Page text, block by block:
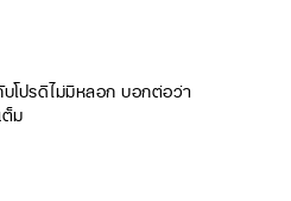
โปรดีไม่มีหลอก บอกต่อว่า
ม